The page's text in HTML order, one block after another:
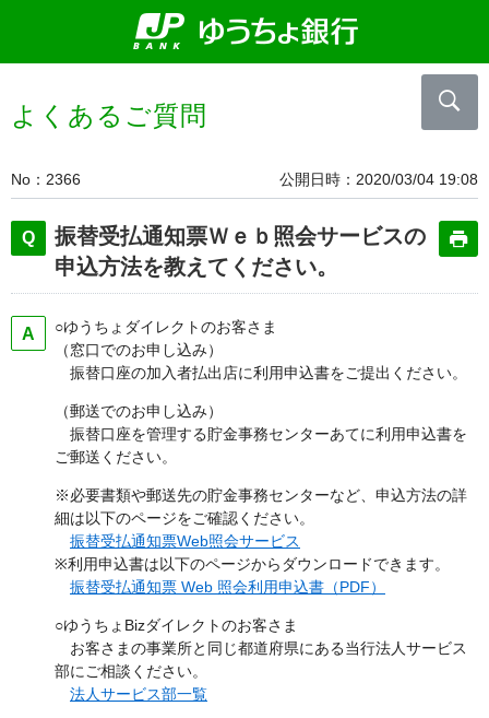
よくあるご質問
No 2366 公開日時 2020/03/04 19:08
振替受払通知票Ｗｅｂ照会サービスの
申込方法を教えてください。
○ゆうちょダイレクトのお客さま
（窓口でのお申し込み）
振替口座の加入者払出店に利用申込書をご提出ください。
（郵送でのお申し込み）
振替口座を管理する貯金事務センターあてに利用申込書を
ご郵送ください。
※必要書類や郵送先の貯金事務センターなど、申込方法の詳
細は以下のページをご確認ください。
振替受払通知票Web照会サービス
※利用申込書は以下のページからダウンロードできます。
振替受払通知票 Web 照会利用申込書（PDF）
○ゆうちょBizダイレクトのお客さま
お客さまの事業所と同じ都道府県にある当行法人サービス
部にご相談ください。
法人サービス部一覧